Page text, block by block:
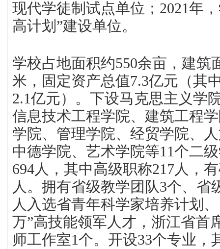
现代学徒制试点单位；2021年
高计划”建设单位。
学校占地面积约550余亩，建筑
米，固定资产总值7.3亿元（其
2.1亿元）。下设马克思主义学
信息技术工程学院、建筑工程
学院、管理学院、经贸学院、
中德学院、艺术学院等11个二
694人，其中高级职称217人，
人。拥有省级教学团队3个、省
人入选省青年科学家培养计划
万”高技能领军人才，浙江省首
师工作室1个。开设33个专业，